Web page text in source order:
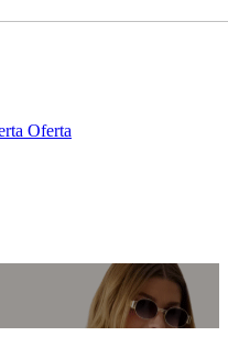
Oferta